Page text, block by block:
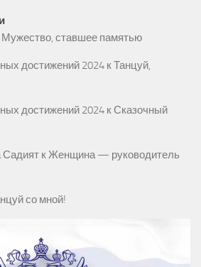
Мужество, ставшее памятью
достижений 2024 кТанцуй,
достижений 2024 кСказочный
Садият кЖенщина — руководитель
со мной!